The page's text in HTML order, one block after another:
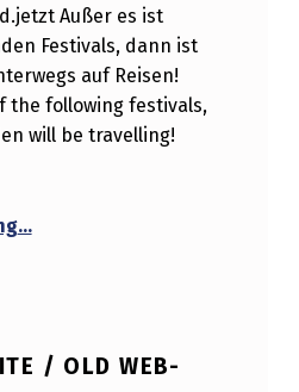
Außer es ist
Festivals, dann ist
auf Reisen!
the following festivals,
will be travelling!
…
/ OLD WEB-